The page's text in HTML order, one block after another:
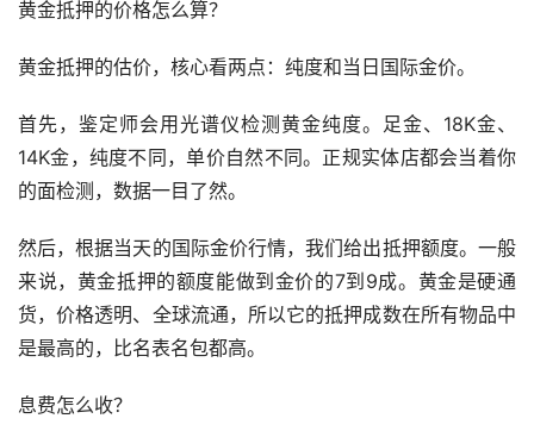
黄金抵押的价格怎么算？
黄金抵押的估价，核心看两点：纯度和当日国际金价。
首先，鉴定师会用光谱仪检测黄金纯度。足金、18K金、
14K金，纯度不同，单价自然不同。正规实体店都会当着你
的面检测，数据一目了然。
然后，根据当天的国际金价行情，我们给出抵押额度。一般
来说，黄金抵押的额度能做到金价的7到9成。黄金是硬通
货，价格透明、全球流通，所以它的抵押成数在所有物品中
是最高的，比名表名包都高。
息费怎么收？